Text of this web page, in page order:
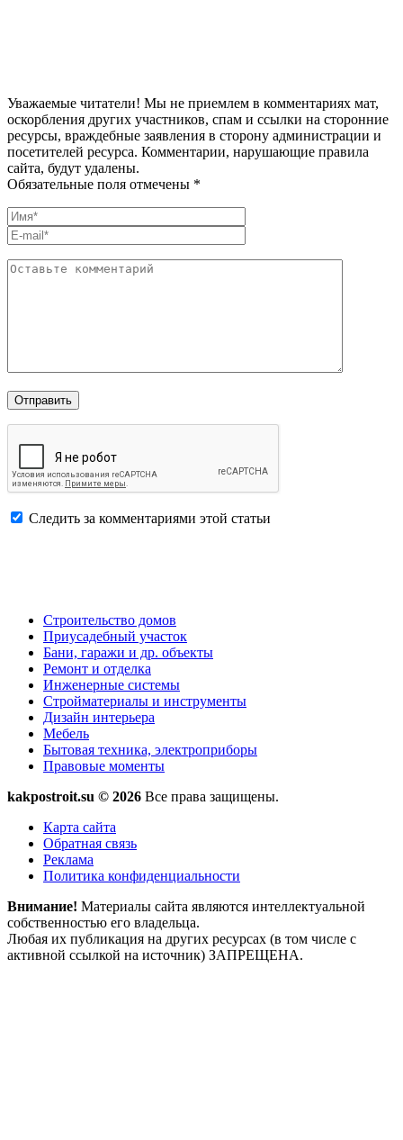
Уважаемые читатели! Мы не приемлем в комментариях мат,
оскорбления других участников, спам и ссылки на сторонние
ресурсы, враждебные заявления в сторону администрации и
посетителей ресурса. Комментарии, нарушающие правила
сайта, будут удалены.
Обязательные поля отмечены *
Следить за комментариями этой статьи
Строительство домов
Приусадебный участок
Бани, гаражи и др. объекты
Ремонт и отделка
Инженерные системы
Стройматериалы и инструменты
Дизайн интерьера
Мебель
Бытовая техника, электроприборы
Правовые моменты
kakpostroit.su © 2026 Все права защищены.
Карта сайта
Обратная связь
Реклама
Политика конфиденциальности
Внимание! Материалы сайта являются интеллектуальной
собственностью его владельца.
Любая их публикация на других ресурсах (в том числе с
активной ссылкой на источник) ЗАПРЕЩЕНА.